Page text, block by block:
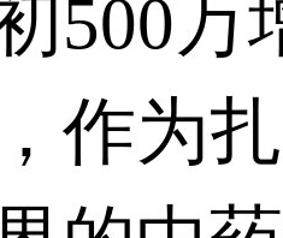
500万
作为